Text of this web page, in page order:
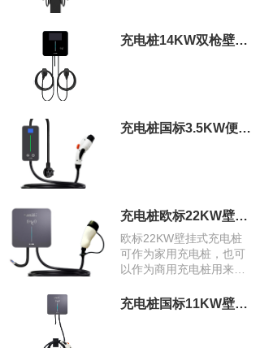
充电桩14KW双枪壁挂式商用充电桩
充电桩国标3.5KW便携式充电桩
充电桩欧标22KW壁挂式充电桩
欧标22KW壁挂式充电桩
可作为家用充电桩，也可
以作为商用充电桩用来运
充电桩国标11KW壁挂式充电桩